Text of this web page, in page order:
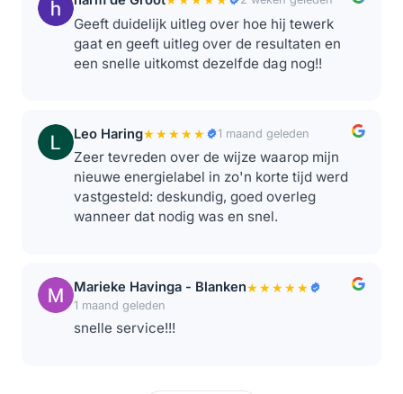
Geeft duidelijk uitleg over hoe hij tewerk
gaat en geeft uitleg over de resultaten en
een snelle uitkomst dezelfde dag nog!!
Leo Haring★★★★★ 1 maand geleden
Zeer tevreden over de wijze waarop mijn
nieuwe energielabel in zo'n korte tijd werd
vastgesteld: deskundig, goed overleg
wanneer dat nodig was en snel.
Marieke Havinga - Blanken★★★★★
1 maand geleden
snelle service!!!